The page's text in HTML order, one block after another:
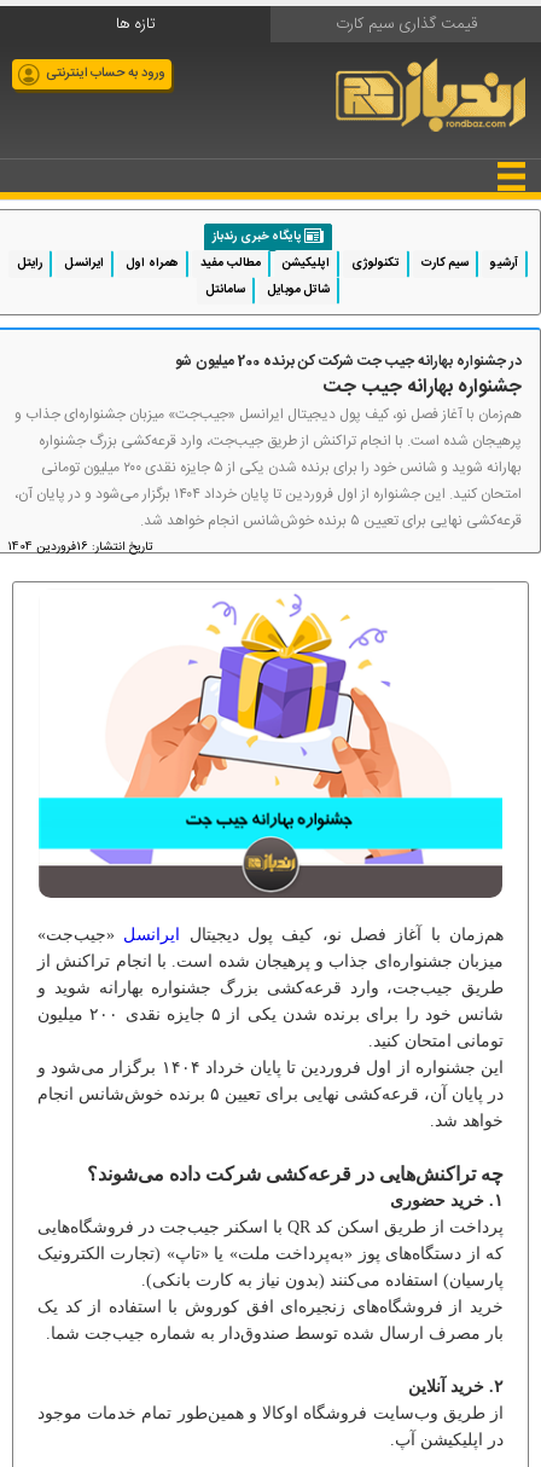
قیمت گذاری سیم کارت تازه ها
ورود به حساب اینترنتی
پایگاه خبری رندباز
آرشیو
سیم کارت تکنولوژی اپلیکیشن مطالب مفید همراه اول ایرانسل
رایتل
شاتل موبایل
سامانتل
در جشنواره بهارانه جیب جت شرکت کن برنده 200 میلیون شو
جشنواره بهارانه جیب جت
هم‌زمان با آغاز فصل نو، کیف ‌پول دیجیتال ایرانسل «جیب‌جت» میزبان جشنواره‌ای جذاب و
پرهیجان شده است. با انجام تراکنش از طریق جیب‌جت، وارد قرعه‌کشی بزرگ جشنواره
بهارانه شوید و شانس خود را برای برنده‌ شدن یکی از ۵ جایزه نقدی ۲۰۰ میلیون تومانی
امتحان کنید. این جشنواره از اول فروردین تا پایان خرداد ۱۴۰۴ برگزار می‌شود و در پایان آن،
قرعه‌کشی نهایی برای تعیین ۵ برنده خوش‌شانس انجام خواهد شد.
تاریخ انتشار: 16فروردین 1404
هم‌زمان با آغاز فصل نو، کیف ‌پول دیجیتال ایرانسل «جیب‌جت»
میزبان جشنواره‌ای جذاب و پرهیجان شده است. با انجام تراکنش از
طریق جیب‌جت، وارد قرعه‌کشی بزرگ جشنواره بهارانه شوید و
شانس خود را برای برنده‌ شدن یکی از ۵ جایزه نقدی ۲۰۰ میلیون
تومانی امتحان کنید.
این جشنواره از اول فروردین تا پایان خرداد ۱۴۰۴ برگزار می‌شود و
در پایان آن، قرعه‌کشی نهایی برای تعیین ۵ برنده خوش‌شانس انجام
خواهد شد.
چه تراکنش‌هایی در قرعه‌کشی شرکت داده می‌شوند؟
۱. خرید حضوری
پرداخت از طریق اسکن کد QR با اسکنر جیب‌جت در فروشگاه‌هایی
که از دستگاه‌های پوز «به‌پرداخت ملت» یا «تاپ» (تجارت الکترونیک
پارسیان) استفاده می‌کنند (بدون نیاز به کارت بانکی).
خرید از فروشگاه‌های زنجیره‌ای افق کوروش با استفاده از کد یک
‌بار مصرف ارسال ‌شده توسط صندوق‌دار به شماره جیب‌جت شما.
۲. خرید آنلاین
از طریق وب‌سایت فروشگاه اوکالا و همین‌طور تمام خدمات موجود
در اپلیکیشن آپ.